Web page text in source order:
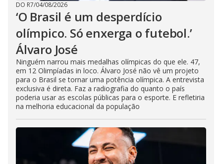
DO R7/04/08/2026
‘O Brasil é um desperdício
olímpico. Só enxerga o futebol.’
Álvaro José
Ninguém narrou mais medalhas olímpicas do que ele. 47,
em 12 Olimpíadas in loco. Álvaro José não vê um projeto
para o Brasil se tornar uma potência olímpica. A entrevista
exclusiva é direta. Faz a radiografia do quanto o país
poderia usar as escolas públicas para o esporte. E refletiria
na melhoria educacional da população